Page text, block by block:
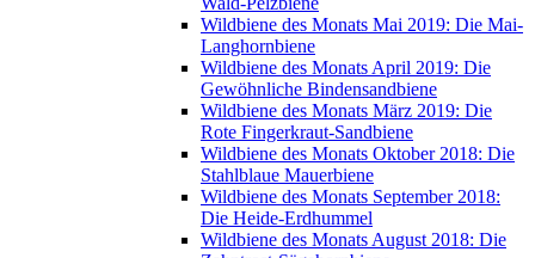
Wildbiene des Monats Mai 2019: Die Mai-
Langhornbiene
Wildbiene des Monats April 2019: Die
Gewöhnliche Bindensandbiene
Wildbiene des Monats März 2019: Die
Rote Fingerkraut-Sandbiene
Wildbiene des Monats Oktober 2018: Die
Stahlblaue Mauerbiene
Wildbiene des Monats September 2018:
Die Heide-Erdhummel
Wildbiene des Monats August 2018: Die